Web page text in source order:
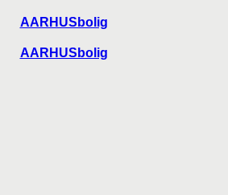
AARHUSbolig
AARHUSbolig